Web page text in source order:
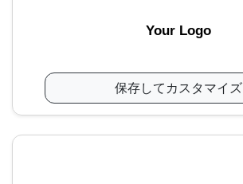
Your Logo
保存してカスタマイズ